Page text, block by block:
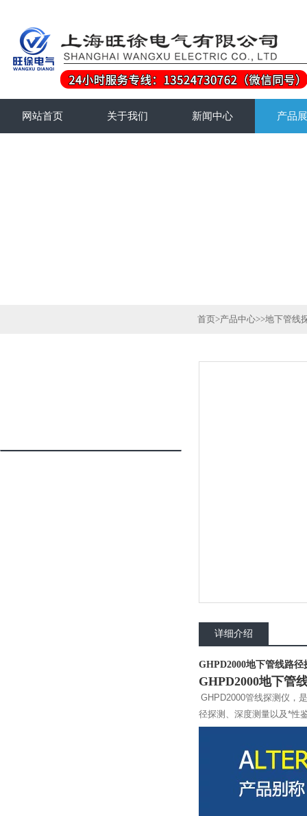
网站首页 关于我们 新闻中心 产品
首页>产品中心>>地下管线
详细介绍
GHPD2000地下管线路径
GHPD2000地下管
GHPD2000管线探测仪，
径探测、深度测量以及*性